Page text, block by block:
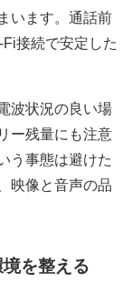
います。通話前
接続で安定した
波状況の良い場
ー残量にも注意
う事態は避けた
映像と音声の品
を整える